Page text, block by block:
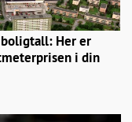
boligtall: Her er
i din